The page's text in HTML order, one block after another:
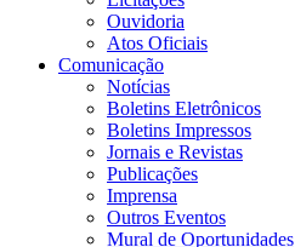
Ouvidoria
Atos Oficiais
Comunicação
Notícias
Boletins Eletrônicos
Boletins Impressos
Jornais e Revistas
Publicações
Imprensa
Outros Eventos
Mural de Oportunidades